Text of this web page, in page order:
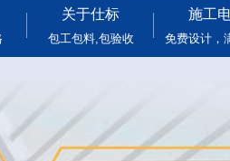
关于仕标
包工包料,包验收
施工
免费设计，